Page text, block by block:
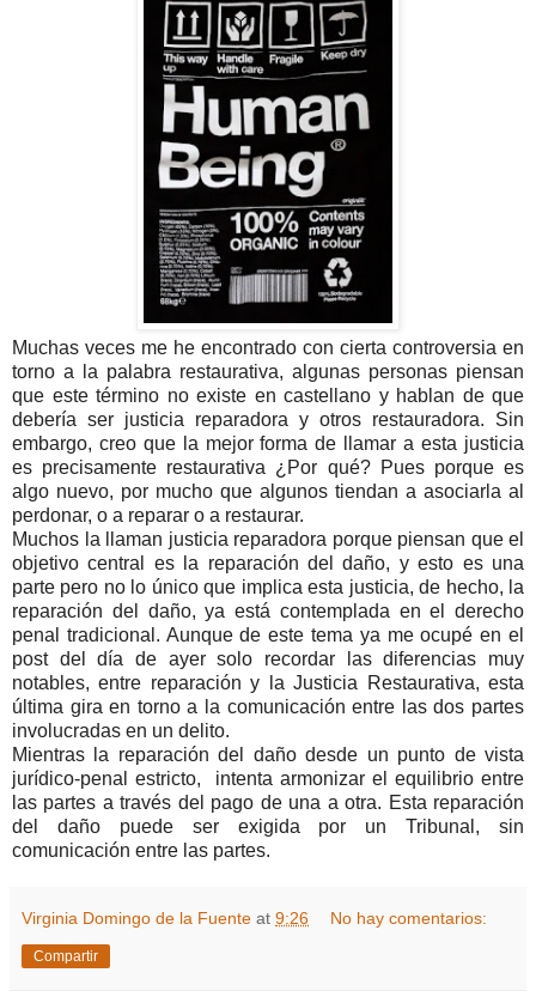
Muchas veces me he encontrado con cierta controversia en
torno a la palabra restaurativa, algunas personas piensan
que este término no existe en castellano y hablan de que
debería ser justicia reparadora y otros restauradora. Sin
embargo, creo que la mejor forma de llamar a esta justicia
es precisamente restaurativa ¿Por qué? Pues porque es
algo nuevo, por mucho que algunos tiendan a asociarla al
perdonar, o a reparar o a restaurar.
Muchos la llaman justicia reparadora porque piensan que el
objetivo central es la reparación del daño, y esto es una
parte pero no lo único que implica esta justicia, de hecho, la
reparación del daño, ya está contemplada en el derecho
penal tradicional. Aunque de este tema ya me ocupé en el
post del día de ayer solo recordar las diferencias muy
notables, entre reparación y la Justicia Restaurativa, esta
última gira en torno a la comunicación entre las dos partes
involucradas en un delito.
Mientras la reparación del daño desde un punto de vista
jurídico-penal estricto, intenta armonizar el equilibrio entre
las partes a través del pago de una a otra. Esta reparación
del daño puede ser exigida por un Tribunal, sin
comunicación entre las partes.
Virginia Domingo de la Fuente at 9:26 No hay comentarios:
Compartir